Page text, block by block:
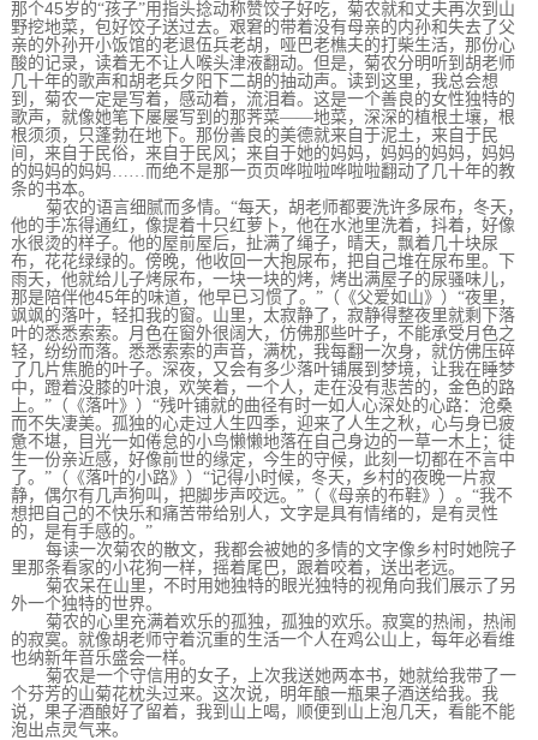
那个45岁的“孩子”用指头捻动称赞饺子好吃，菊农就和丈夫再次到山
野挖地菜，包好饺子送过去。艰窘的带着没有母亲的内孙和失去了父
亲的外孙开小饭馆的老退伍兵老胡，哑巴老樵夫的打柴生活，那份心
酸的记录，读着无不让人喉头津液翻动。但是，菊农分明听到胡老师
几十年的歌声和胡老兵夕阳下二胡的抽动声。读到这里，我总会想
到，菊农一定是写着，感动着，流泪着。这是一个善良的女性独特的
歌声，就像她笔下屡屡写到的那荠菜——地菜，深深的植根土壤，根
根须须，只蓬勃在地下。那份善良的美德就来自于泥土，来自于民
间，来自于民俗，来自于民风；来自于她的妈妈，妈妈的妈妈，妈妈
的妈妈的妈妈……而绝不是那一页页哗啦啦哗啦啦翻动了几十年的教
条的书本。
菊农的语言细腻而多情。“每天，胡老师都要洗许多尿布，冬天，
他的手冻得通红，像提着十只红萝卜，他在水池里洗着，抖着，好像
水很烫的样子。他的屋前屋后，扯满了绳子，晴天，飘着几十块尿
布，花花绿绿的。傍晚，他收回一大抱尿布，把自己堆在尿布里。下
雨天，他就给儿子烤尿布，一块一块的烤，烤出满屋子的尿骚味儿，
那是陪伴他45年的味道，他早已习惯了。”（《父爱如山》）“夜里，
飒飒的落叶，轻扣我的窗。山里，太寂静了，寂静得整夜里就剩下落
叶的悉悉索索。月色在窗外很阔大，仿佛那些叶子，不能承受月色之
轻，纷纷而落。悉悉索索的声音，满枕，我每翻一次身，就仿佛压碎
了几片焦脆的叶子。深夜，又会有多少落叶铺展到梦境，让我在睡梦
中，蹬着没膝的叶浪，欢笑着，一个人，走在没有悲苦的，金色的路
上。”（《落叶》）“残叶铺就的曲径有时一如人心深处的心路：沧桑
而不失凄美。孤独的心走过人生四季，迎来了人生之秋，心与身已疲
惫不堪，目光一如倦怠的小鸟懒懒地落在自己身边的一草一木上；徒
生一份亲近感，好像前世的缘定，今生的守候，此刻一切都在不言中
了。”（《落叶的小路》）“记得小时候，冬天，乡村的夜晚一片寂
静，偶尔有几声狗叫，把脚步声咬远。”（《母亲的布鞋》）。“我不
想把自己的不快乐和痛苦带给别人，文字是具有情绪的，是有灵性
的，是有手感的。”
每读一次菊农的散文，我都会被她的多情的文字像乡村时她院子
里那条看家的小花狗一样，摇着尾巴，跟着咬着，送出老远。
菊农呆在山里，不时用她独特的眼光独特的视角向我们展示了另
外一个独特的世界。
菊农的心里充满着欢乐的孤独，孤独的欢乐。寂寞的热闹，热闹
的寂寞。就像胡老师守着沉重的生活一个人在鸡公山上，每年必看维
也纳新年音乐盛会一样。
菊农是一个守信用的女子，上次我送她两本书，她就给我带了一
个芬芳的山菊花枕头过来。这次说，明年酿一瓶果子酒送给我。我
说，果子酒酿好了留着，我到山上喝，顺便到山上泡几天，看能不能
泡出点灵气来。